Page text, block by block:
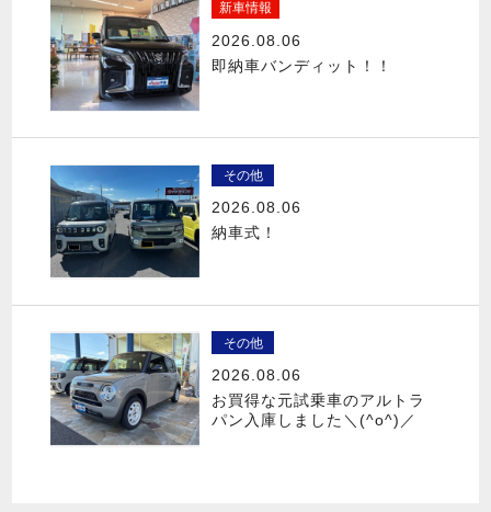
新車情報
2026.08.06
即納車バンディット！！
その他
2026.08.06
納車式！
その他
2026.08.06
お買得な元試乗車のアルトラ
パン入庫しました＼(^o^)／